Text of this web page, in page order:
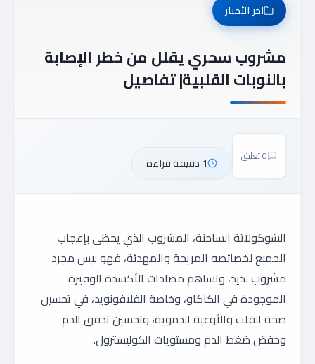
آخر الأخبار
مشروب سحري يقلل من خطر الإصابة
بالنوبات القلبية| تفاصيل
0 تعليق 1 دقيقة قراءة
الشوكولاتة الساخنة، المشروب الذي يحظى بإعجاب
الجميع لخصائصه المريحة والمهدئة، فهو ليس مجرد
مشروب لذيذ، وتساهم مضادات الأكسدة الوفيرة
الموجودة في الكاكاو، وخاصة الفلافونويد، في تحسين
صحة القلب والأوعية الدموية، وتحسين تدفق الدم
وخفض ضغط الدم ومستويات الكوليسترول.